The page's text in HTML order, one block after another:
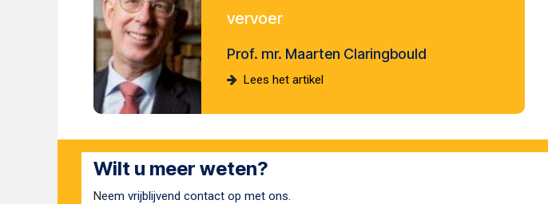
vervoer
Prof. mr. Maarten Claringbould
Lees het artikel
Wilt u meer weten?
Neem vrijblijvend contact op met ons.